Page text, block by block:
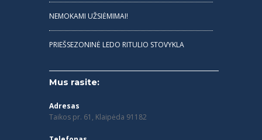
NEMOKAMI UŽSIĖMIMAI!
PRIEŠSEZONINĖ LEDO RITULIO STOVYKLA
Mus rasite:
Adresas
Taikos pr. 61, Klaipėda 91182